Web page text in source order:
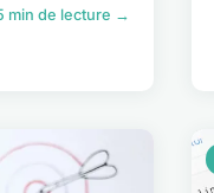
min de lecture →